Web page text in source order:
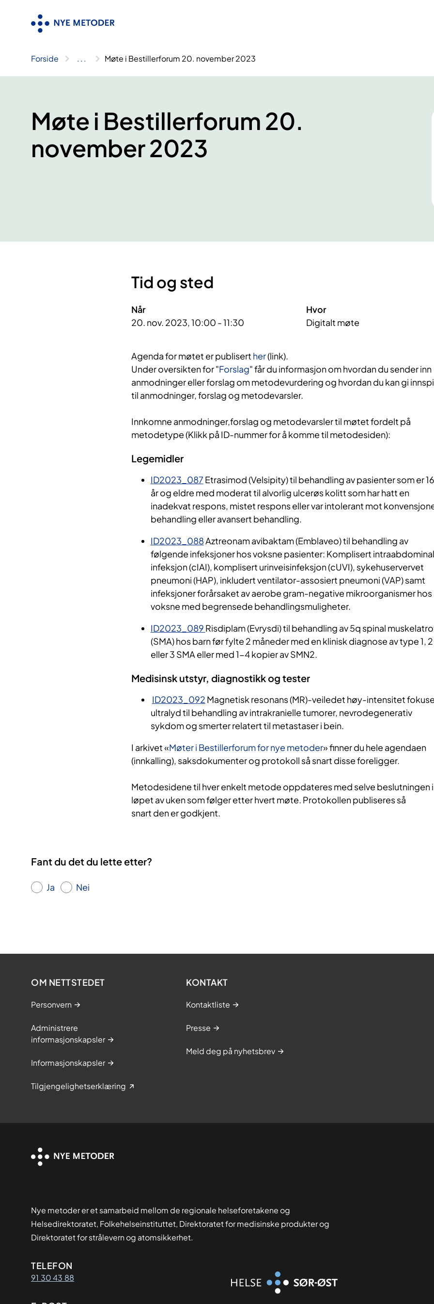
Forside .. . Møte i Bestillerforum 20. november 2023
Møte i Bestillerforum 20.
november 2023
Tid og sted
Når
20. nov. 2023, 10:00 - 11:30
Hvor
Digitalt møte
​Agenda for møtet er publisert her(link).
Under oversikten for "Forslag" får du informasjon om hvordan du sender inn
anmodninger eller forslag om metodevurdering og hvordan du kan gi
til anmodninger, forslag og metodevarsler.
Innkomne anmodninger,forslag og metodevarsler til møtet fordelt på
metodetype (Klikk på ID-nummer for å komme til metodesiden):
Legemidler
ID2023_087 Etrasimod (Velsipity) til behandling av pasienter som er 16
år og eldre med moderat til alvorlig ulcerøs kolitt som har hatt en
inadekvat respons, mistet respons eller var intolerant mot
behandling eller avansert behandling.
ID2023_088Aztreonam avibaktam (Emblaveo) til behandling av
følgende infeksjoner hos voksne pasienter: Komplisert intraabdominal
infeksjon (cIAI), komplisert urinveisinfeksjon (cUVI), sykehuservervet
pneumoni (HAP), inkludert ventilator-assosiert pneumoni (VAP) samt
infeksjoner forårsaket av aerobe gram-negative mikroorganismer hos
voksne med begrensede behandlingsmuligheter.
ID2023_089 Risdiplam (Evrysdi) til behandling av 5q spinal
(SMA) hos barn før fylte 2 måneder med en klinisk diagnose av type 1, 2
eller 3 SMA eller med 1-4 kopier av SMN2.
Medisinsk utstyr, diagnostikk og tester
ID2023_092 Magnetisk resonans (MR)-veiledet høy-intensitet
ultralyd til behandling av intrakranielle tumorer, nevrodegenerativ
sykdom og smerter relatert til metastaser i bein.
I arkivet «Møter i Bestillerforum for nye metoder» finner du hele agendaen
(innkalling), saksdokumenter og protokoll så snart disse foreligger.
Metodesidene til hver enkelt metode oppdateres med selve beslutningen i
løpet av uken som følger etter hvert møte. Protokollen publiseres så
snart den er godkjent.
Fant du det du lette etter?
Ja Nei
OM NETTSTEDET
Personvern
Administrere
informasjonskapsler
Informasjonskapsler
Tilgjengelighetserklæring
KONTAKT
Kontaktliste
Presse
Meld deg på nyhetsbrev
Nye metoder er et samarbeid mellom de regionale helseforetakene og
Helsedirektoratet, Folkehelseinstituttet, Direktoratet for medisinske produkter og
Direktoratet for strålevern og atomsikkerhet.
Kontaktinformasjon
TELEFON
91 30 43 88 Organisasjon